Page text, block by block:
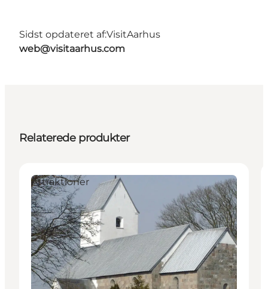
Sidst opdateret af:VisitAarhus
web@visitaarhus.com
Relaterede produkter
Attraktioner